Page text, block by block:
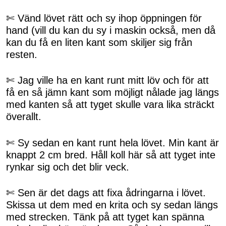
✄ Vänd lövet rätt och sy ihop öppningen för
hand (vill du kan du sy i maskin också, men då
kan du få en liten kant som skiljer sig från
resten.
✄ Jag ville ha en kant runt mitt löv och för att
få en så jämn kant som möjligt nålade jag längs
med kanten så att tyget skulle vara lika sträckt
överallt.
✄ Sy sedan en kant runt hela lövet. Min kant är
knappt 2 cm bred. Håll koll här så att tyget inte
rynkar sig och det blir veck.
✄ Sen är det dags att fixa ådringarna i lövet.
Skissa ut dem med en krita och sy sedan längs
med strecken. Tänk på att tyget kan spänna